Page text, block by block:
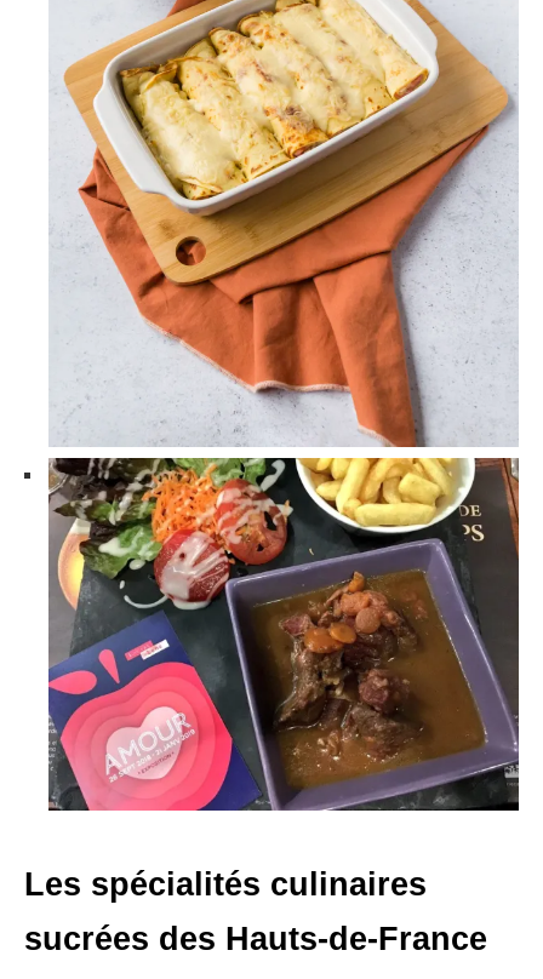
Les spécialités culinaires
sucrées des Hauts-de-France